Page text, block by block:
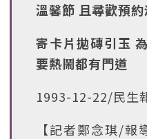
溫馨節 且尋歡預
寄卡片拋磚引玉
要熱鬧都有門道
1993-12-22/民生
【記者鄭念琪/報